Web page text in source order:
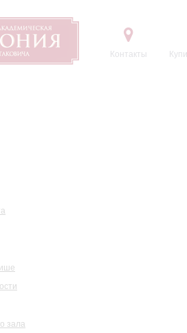
Контакты
зала